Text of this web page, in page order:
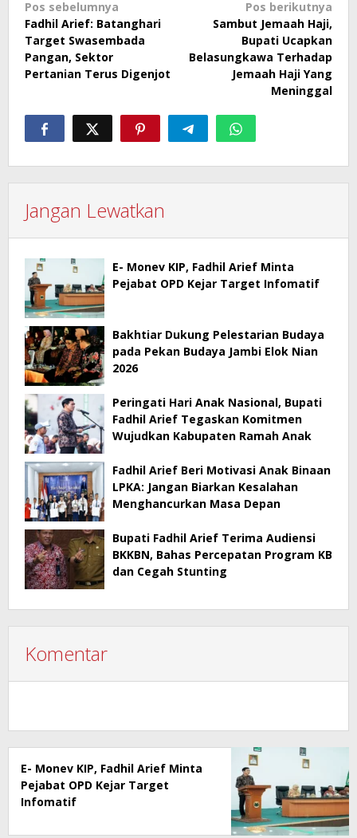
Navigasi
pos
Pos sebelumnya
Fadhil Arief: Batanghari
Target Swasembada
Pangan, Sektor
Pertanian Terus Digenjot
Pos berikutnya
Sambut Jemaah Haji,
Bupati Ucapkan
Belasungkawa Terhadap
Jemaah Haji Yang
Meninggal
Jangan Lewatkan
E- Monev KIP, Fadhil Arief Minta
Pejabat OPD Kejar Target Infomatif
Bakhtiar Dukung Pelestarian Budaya
pada Pekan Budaya Jambi Elok Nian
2026
Peringati Hari Anak Nasional, Bupati
Fadhil Arief Tegaskan Komitmen
Wujudkan Kabupaten Ramah Anak
Fadhil Arief Beri Motivasi Anak Binaan
LPKA: Jangan Biarkan Kesalahan
Menghancurkan Masa Depan
Bupati Fadhil Arief Terima Audiensi
BKKBN, Bahas Percepatan Program KB
dan Cegah Stunting
Komentar
E- Monev KIP, Fadhil Arief Minta
Pejabat OPD Kejar Target
Infomatif